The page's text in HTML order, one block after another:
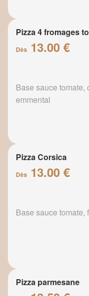
Pizza 4 fromages
Dès 13.00 €
Base sauce tomate,
emmental
Pizza Corsica
Dès 13.00 €
Base sauce tomate,
Pizza parmesane